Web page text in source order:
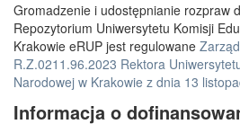
Gromadzenie i udostępnianie rozpraw
Repozytorium Uniwersytetu Komisji
Krakowie eRUP jest regulowane
R.Z.0211.96.2023 Rektora
Narodowej w Krakowie z dnia 13
Informacja o